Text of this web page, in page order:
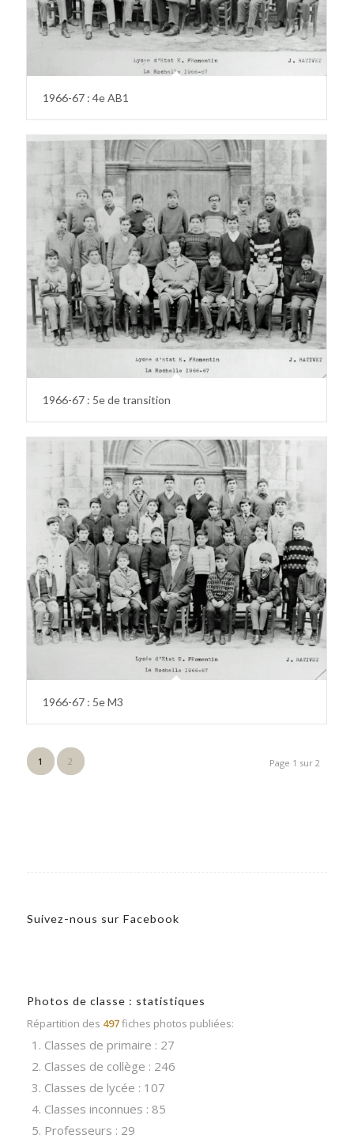
1966-67 : 4e AB1
1966-67 : 5e de transition
1966-67 : 5e M3
Page 1 sur 2
1 2
Suivez-nous sur Facebook
Photos de classe : statistiques
Répartition des 497fiches photos publiées:
1. Classes de primaire : 27
2. Classes de collège : 246
3. Classes de lycée : 107
4. Classes inconnues : 85
5. Professeurs : 29